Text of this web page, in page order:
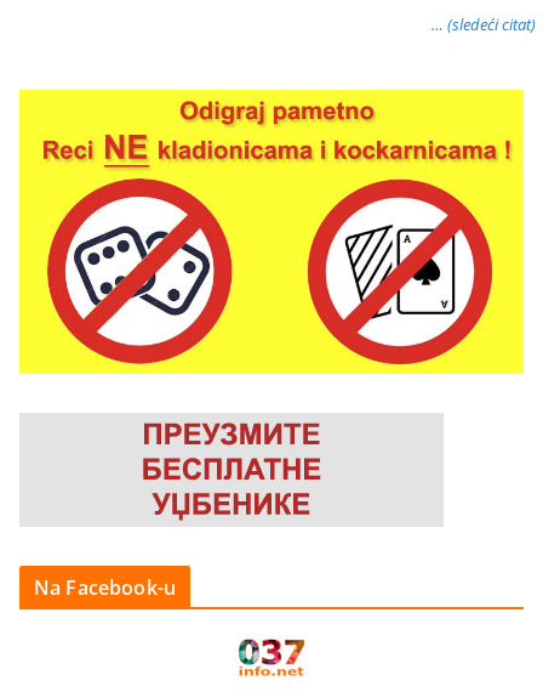
… (sledeći citat)
Na Facebook-u